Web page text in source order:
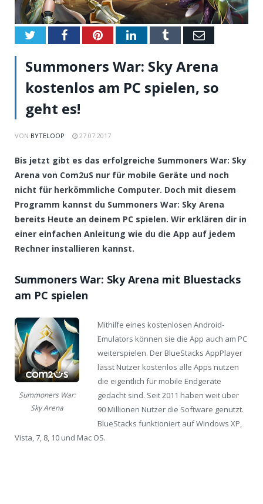
TwitterFacebookPinterestLinkedInTumblrEmail
Summoners War: Sky Arena
kostenlos am PC spielen, so
geht es!
VON BYTELOOP 27.07.2017
Bis jetzt gibt es das erfolgreiche Summoners War: Sky
Arena von Com2uS nur für mobile Geräte und noch
nicht für herkömmliche Computer. Doch mit diesem
Programm kannst du Summoners War: Sky Arena
bereits Heute an deinem PC spielen. Wir erklären dir in
einer einfachen Anleitung wie du die App auf jedem
Rechner installieren kannst.
Summoners War: Sky Arena mit Bluestacks
am PC spielen
Summoners War:
Sky Arena
Mithilfe eines kostenlosen Android-
Emulators können sie die App auch am PC
weiterspielen. Der BlueStacks AppPlayer
lässt Nutzer kostenlos alle Apps nutzen
die eigentlich für mobile Endgeräte
gedacht sind. Seit 2011 haben weit über
90 Millionen Nutzer die Software genutzt.
BlueStacks funktioniert auf Windows XP,
Vista, 7, 8, 10 und Mac OS.